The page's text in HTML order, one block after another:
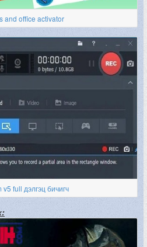
and office activator
full дэлгэц бичигч